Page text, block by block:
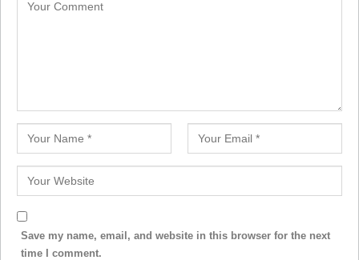
Save my name, email, and website in this browser for the next
time I comment.